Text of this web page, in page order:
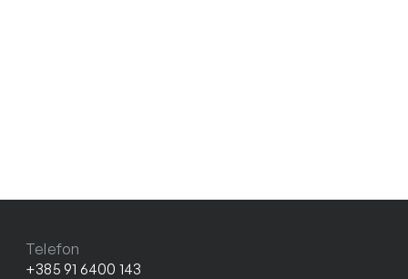
Telefon
+385 91 6400 143